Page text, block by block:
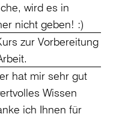
wird es in
nicht geben! :)
zur Vorbereitung
hat mir sehr gut
Wissen
ich Ihnen für